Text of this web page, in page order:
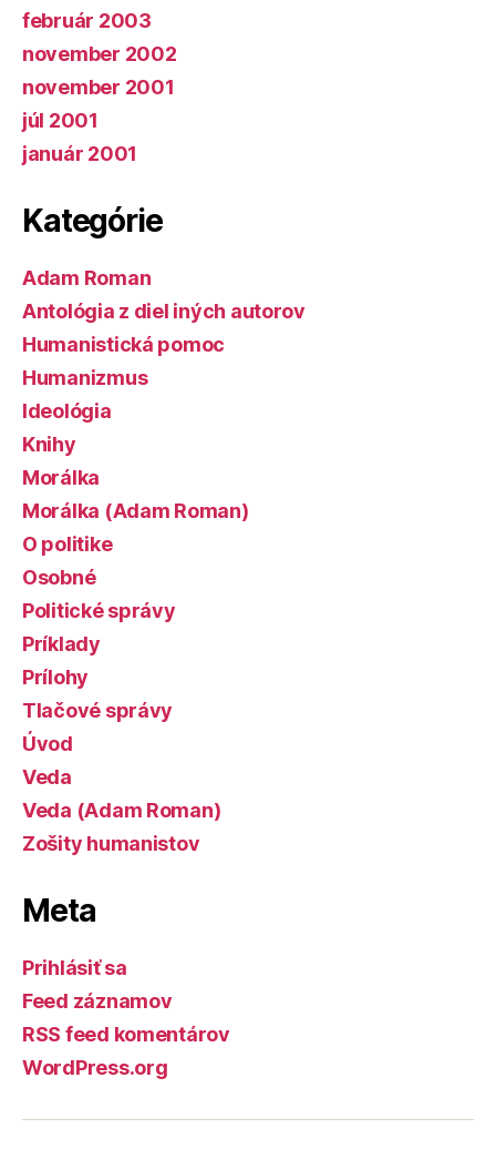
február 2003
november 2002
november 2001
júl 2001
január 2001
Kategórie
Adam Roman
Antológia z diel iných autorov
Humanistická pomoc
Humanizmus
Ideológia
Knihy
Morálka
Morálka (Adam Roman)
O politike
Osobné
Politické správy
Príklady
Prílohy
Tlačové správy
Úvod
Veda
Veda (Adam Roman)
Zošity humanistov
Meta
Prihlásiť sa
Feed záznamov
RSS feed komentárov
WordPress.org